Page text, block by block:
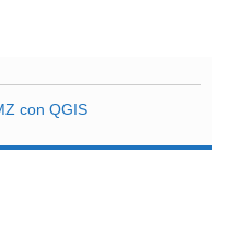
con QGIS